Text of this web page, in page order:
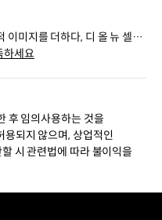
이미지를 더하다, 디 올 뉴 셀토
하세요
후 임의사용하는 것을
되지 않으며, 상업적인
시 관련법에 따라 불이익을